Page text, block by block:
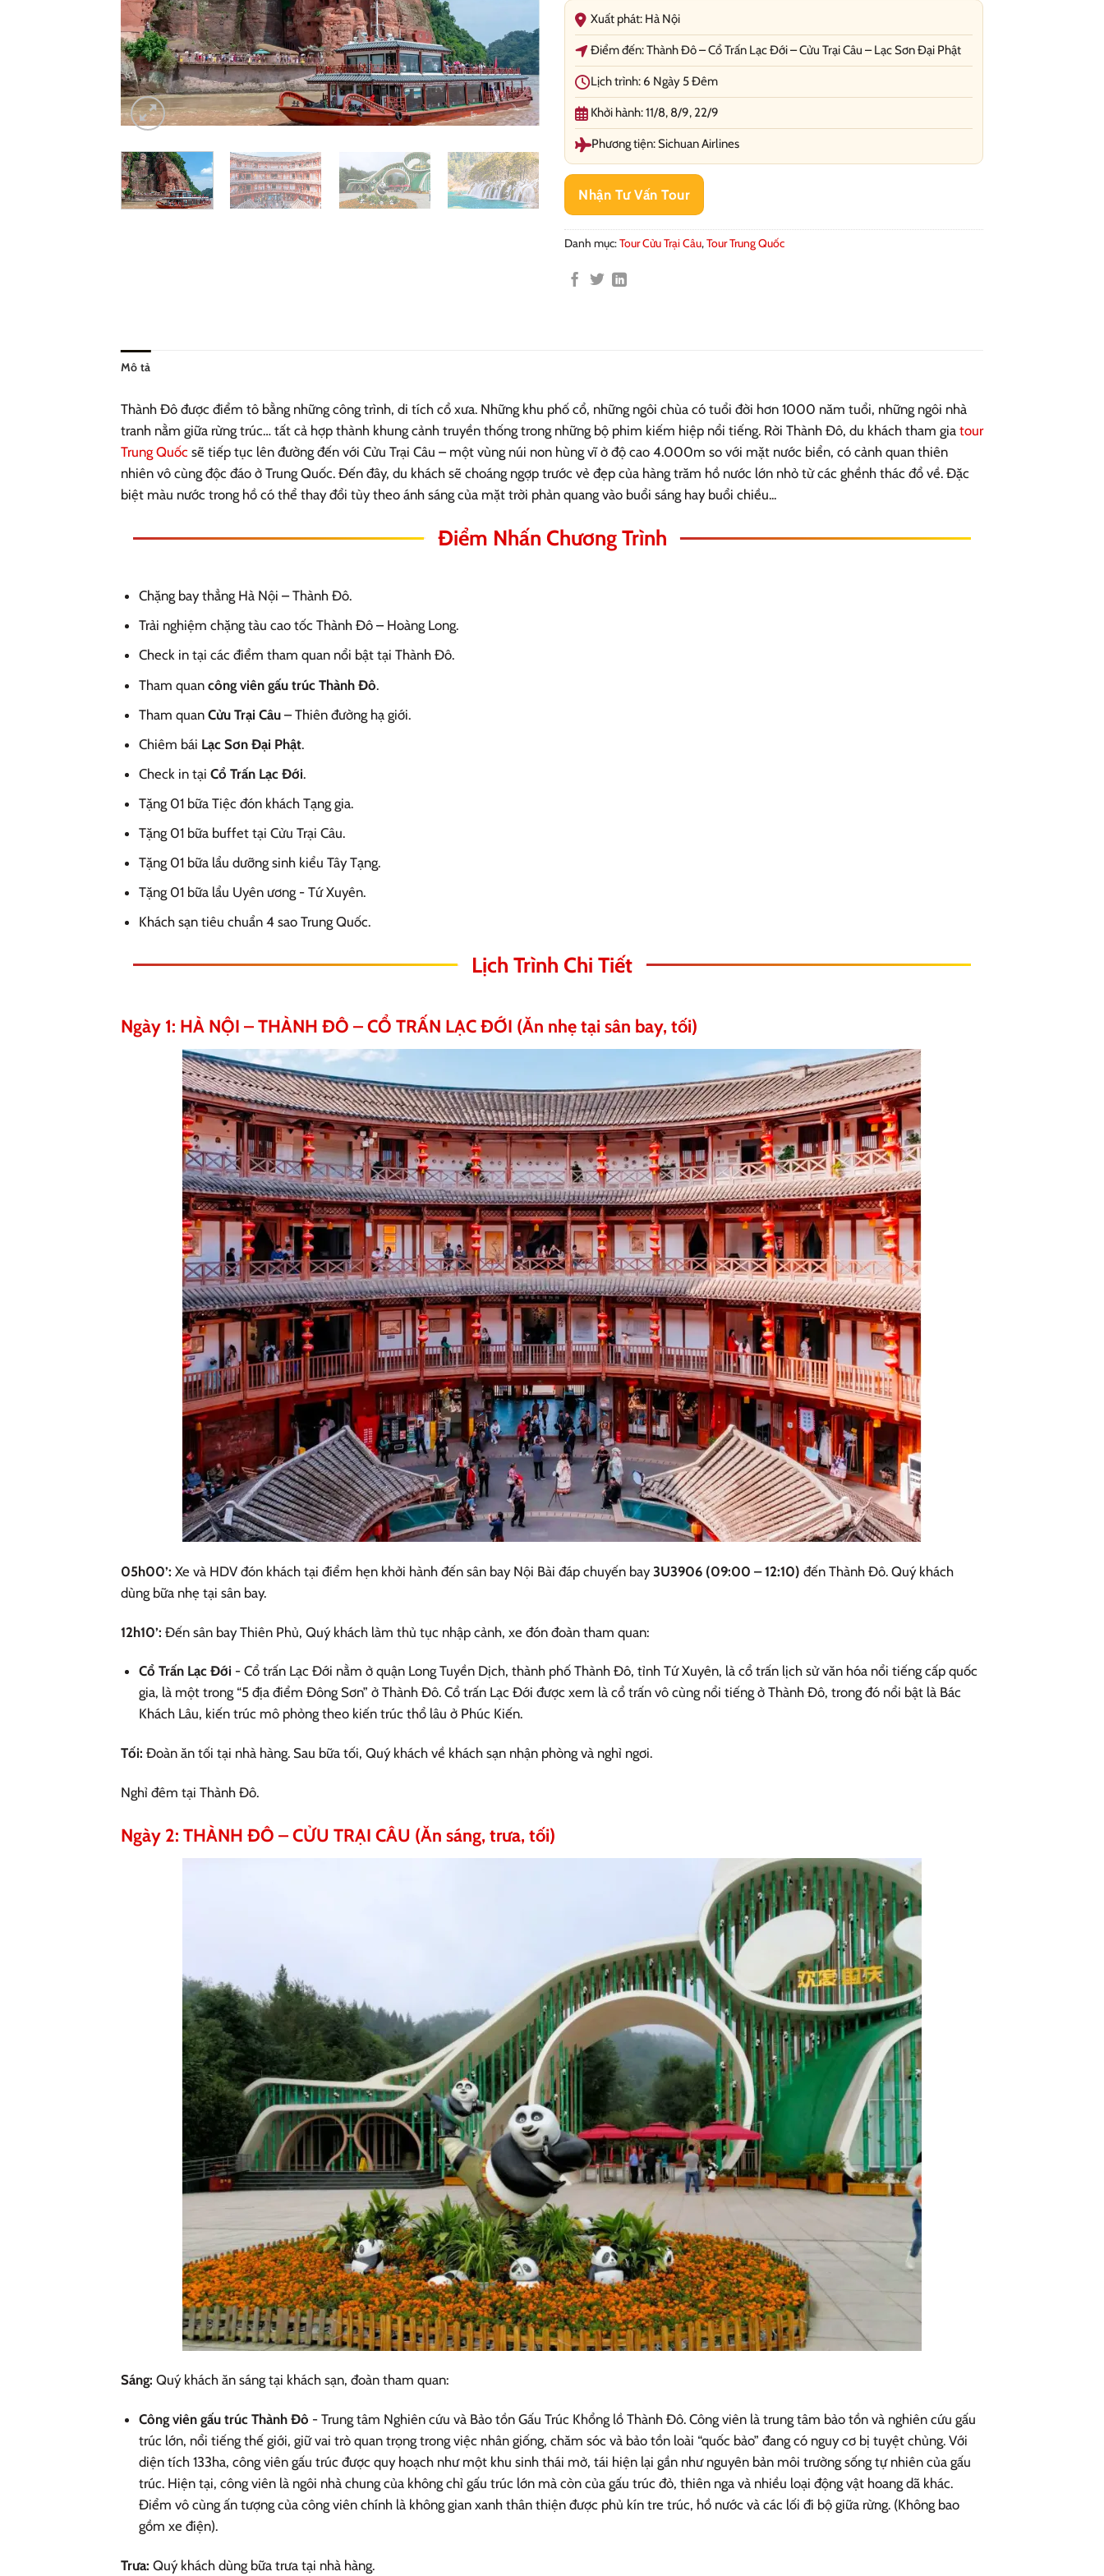
Xuất phát: Hà Nội
Điểm đến: Thành Đô – Cổ Trấn Lạc Đới – Cửu Trại Câu – Lạc Sơn Đại Phật
Lịch trình: 6 Ngày 5 Đêm
Khởi hành: 11/8, 8/9, 22/9
Phương tiện: Sichuan Airlines
Nhận Tư Vấn Tour
Danh mục:Tour Cửu Trại Câu,Tour Trung Quốc
Mô tả
Thành Đô được điểm tô bằng những công trình, di tích cổ xưa. Những khu phố cổ, những ngôi chùa có tuổi đời hơn 1000 năm tuổi, những ngôi nhà
tranh nằm giữa rừng trúc… tất cả hợp thành khung cảnh truyền thống trong những bộ phim kiếm hiệp nổi tiếng. Rời Thành Đô, du khách tham gia tour
Trung Quốc sẽ tiếp tục lên đường đến với Cửu Trại Câu – một vùng núi non hùng vĩ ở độ cao 4.000m so với mặt nước biển, có cảnh quan thiên
nhiên vô cùng độc đáo ở Trung Quốc. Đến đây, du khách sẽ choáng ngợp trước vẻ đẹp của hàng trăm hồ nước lớn nhỏ từ các ghềnh thác đổ về. Đặc
biệt màu nước trong hồ có thể thay đổi tùy theo ánh sáng của mặt trời phản quang vào buổi sáng hay buổi chiều...
Điểm Nhấn Chương Trình
Chặng bay thẳng Hà Nội – Thành Đô.
Trải nghiệm chặng tàu cao tốc Thành Đô – Hoàng Long.
Check in tại các điểm tham quan nổi bật tại Thành Đô.
Tham quan công viên gấu trúc Thành Đô.
Tham quan Cửu Trại Câu– Thiên đường hạ giới.
Chiêm bái Lạc Sơn Đại Phật.
Check in tại Cổ Trấn Lạc Đới.
Tặng 01 bữa Tiệc đón khách Tạng gia.
Tặng 01 bữa buffet tại Cửu Trại Câu.
Tặng 01 bữa lẩu dưỡng sinh kiểu Tây Tạng.
Tặng 01 bữa lẩu Uyên ương - Tứ Xuyên.
Khách sạn tiêu chuẩn 4 sao Trung Quốc.
Lịch Trình Chi Tiết
Ngày 1: HÀ NỘI – THÀNH ĐÔ – CỔ TRẤN LẠC ĐỚI (Ăn nhẹ tại sân bay, tối)
05h00’: Xe và HDV đón khách tại điểm hẹn khởi hành đến sân bay Nội Bài đáp chuyến bay 3U3906 (09:00 – 12:10) đến Thành Đô. Quý khách
dùng bữa nhẹ tại sân bay.
12h10’: Đến sân bay Thiên Phủ, Quý khách làm thủ tục nhập cảnh, xe đón đoàn tham quan:
Cổ Trấn Lạc Đới - Cổ trấn Lạc Đới nằm ở quận Long Tuyền Dịch, thành phố Thành Đô, tỉnh Tứ Xuyên, là cổ trấn lịch sử văn hóa nổi tiếng cấp quốc
gia, là một trong “5 địa điểm Đông Sơn” ở Thành Đô. Cổ trấn Lạc Đới được xem là cổ trấn vô cùng nổi tiếng ở Thành Đô, trong đó nổi bật là Bác
Khách Lâu, kiến trúc mô phỏng theo kiến trúc thổ lâu ở Phúc Kiến.
Tối: Đoàn ăn tối tại nhà hàng. Sau bữa tối, Quý khách về khách sạn nhận phòng và nghỉ ngơi.
Nghỉ đêm tại Thành Đô.
Ngày 2: THÀNH ĐÔ – CỬU TRẠI CÂU (Ăn sáng, trưa, tối)
Sáng: Quý khách ăn sáng tại khách sạn, đoàn tham quan:
Công viên gấu trúc Thành Đô - Trung tâm Nghiên cứu và Bảo tồn Gấu Trúc Khổng lồ Thành Đô. Công viên là trung tâm bảo tồn và nghiên cứu gấu
trúc lớn, nổi tiếng thế giới, giữ vai trò quan trọng trong việc nhân giống, chăm sóc và bảo tồn loài “quốc bảo” đang có nguy cơ bị tuyệt chủng. Với
diện tích 133ha, công viên gấu trúc được quy hoạch như một khu sinh thái mở, tái hiện lại gần như nguyên bản môi trường sống tự nhiên của gấu
trúc. Hiện tại, công viên là ngôi nhà chung của không chỉ gấu trúc lớn mà còn của gấu trúc đỏ, thiên nga và nhiều loại động vật hoang dã khác.
Điểm vô cùng ấn tượng của công viên chính là không gian xanh thân thiện được phủ kín tre trúc, hồ nước và các lối đi bộ giữa rừng. (Không bao
gồm xe điện).
Trưa: Quý khách dùng bữa trưa tại nhà hàng.